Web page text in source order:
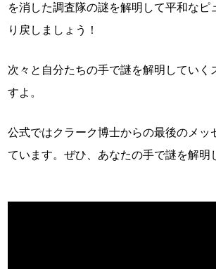
を消した調査隊の謎を解明して平和なピ
り戻しましょう！
次々と自分たちの手で謎を解明していく
すよ。
公式ではクラーク博士からの最後のメッ
ています。ぜひ、あなたの手で謎を解明